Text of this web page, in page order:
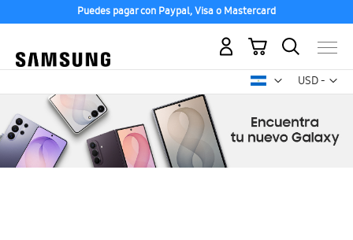
Puedes pagar con Paypal, Visa o Mastercard
USD -
dólar
Mi carrito